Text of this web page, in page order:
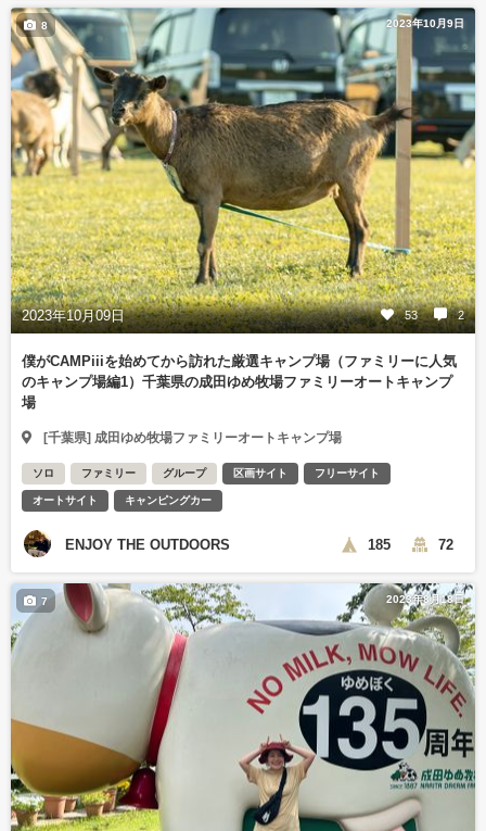
2023年10月9日
2023年10月09日 53 2
8
僕がCAMPiiiを始めてから訪れた厳選キャンプ場（ファミリーに人気
のキャンプ場編1）千葉県の成田ゆめ牧場ファミリーオートキャンプ
場
[千葉県] 成田ゆめ牧場ファミリーオートキャンプ場
ソロ ファミリー グループ 区画サイト フリーサイト
オートサイト キャンピングカー
ENJOY THE OUTDOORS 185 72
2023年8月18日
7